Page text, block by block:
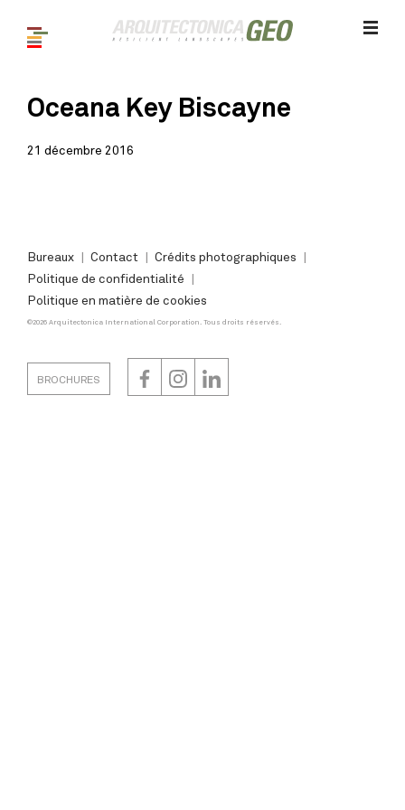
Oceana Key Biscayne
21 décembre 2016
Bureaux Contact
Crédits photographiques
Politique de confidentialité
Politique en matière de cookies
©2026 Arquitectonica International Corporation. Tous droits réservés.
BROCHURES